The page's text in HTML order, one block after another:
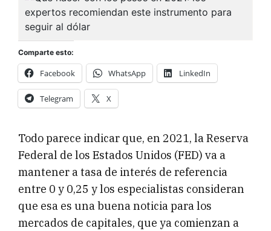
Comparte esto:
Facebook WhatsApp LinkedIn
Telegram X
Todo parece indicar que, en 2021, la Reserva
Federal de los Estados Unidos (FED) va a
mantener a tasa de interés de referencia
entre 0 y 0,25 y los especialistas consideran
que esa es una buena noticia para los
mercados de capitales, que ya comienzan a